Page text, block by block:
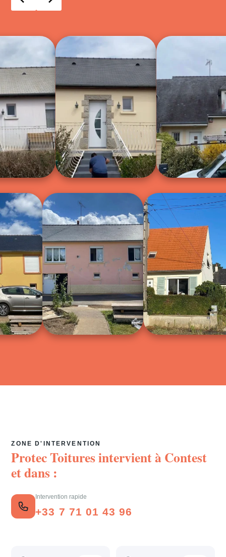
ZONE D'INTERVENTION
Protec Toitures intervient àContest
et dans :
Intervention rapide
+33 7 71 01 43 96